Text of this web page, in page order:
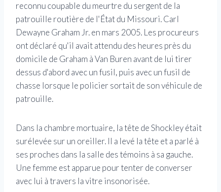
reconnu coupable du meurtre du sergent de la
patrouille routière de l'État du Missouri. Carl
Dewayne Graham Jr. en mars 2005. Les procureurs
ont déclaré qu'il avait attendu des heures près du
domicile de Graham à Van Buren avant de lui tirer
dessus d'abord avec un fusil, puis avec un fusil de
chasse lorsque le policier sortait de son véhicule de
patrouille.
Dans la chambre mortuaire, la tête de Shockley était
surélevée sur un oreiller. Il a levé la tête et a parlé à
ses proches dans la salle des témoins à sa gauche.
Une femme est apparue pour tenter de converser
avec lui à travers la vitre insonorisée.